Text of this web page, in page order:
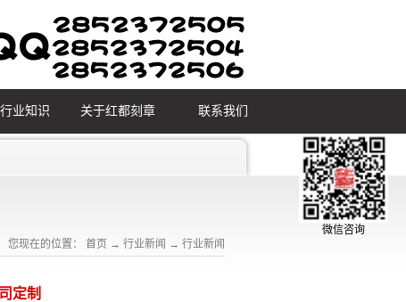
业知识 关于红都刻章 联系我们
您现在的位置： 首页 → 行业新闻 → 行业新闻
定制
微信咨询